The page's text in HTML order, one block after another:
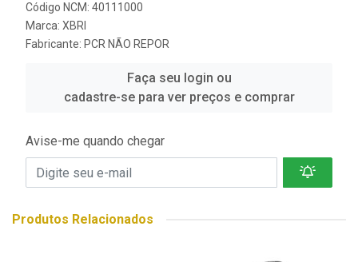
Código NCM: 40111000
Marca: XBRI
Fabricante: PCR NÃO REPOR
Faça seu login ou
cadastre-se para ver preços e comprar
Avise-me quando chegar
Produtos Relacionados